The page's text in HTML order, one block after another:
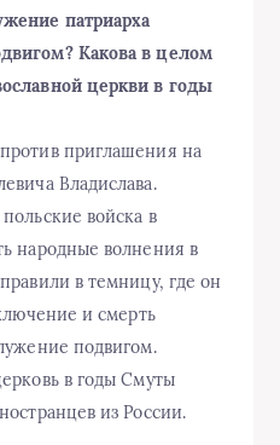
патриарха
Какова в целом
церкви в годы
приглашения на
Владислава.
войска в
народные волнения в
в темницу, где он
и смерть
подвигом.
в годы Смуты
из России.